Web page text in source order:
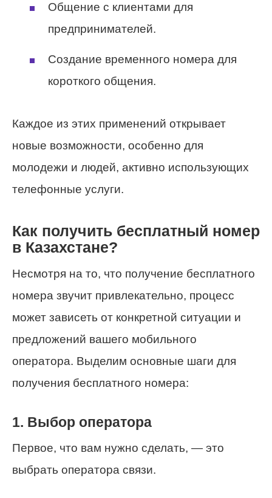
Общение с клиентами для
предпринимателей.
Создание временного номера для
короткого общения.
Каждое из этих применений открывает
новые возможности, особенно для
молодежи и людей, активно использующих
телефонные услуги.
Как получить бесплатный номер
в Казахстане?
Несмотря на то, что получение бесплатного
номера звучит привлекательно, процесс
может зависеть от конкретной ситуации и
предложений вашего мобильного
оператора. Выделим основные шаги для
получения бесплатного номера:
1. Выбор оператора
Первое, что вам нужно сделать, — это
выбрать оператора связи.